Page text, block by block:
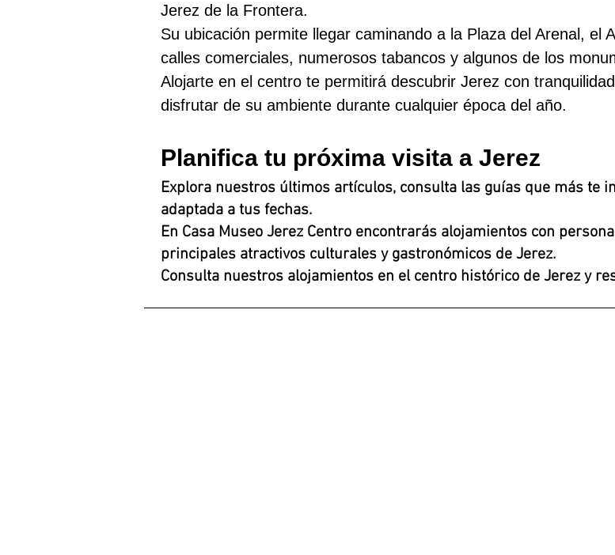
Jerez de la Frontera.
Su ubicación permite llegar caminando a la Plaza del Arenal, el
calles comerciales, numerosos tabancos y algunos de los
Alojarte en el centro te permitirá descubrir Jerez con
disfrutar de su ambiente durante cualquier época del año.
Planifica tu próxima visita a Jerez
Explora nuestros últimos artículos, consulta las guías que más te
adaptada a tus fechas.
En Casa Museo Jerez Centro encontrarás alojamientos con
principales atractivos culturales y gastronómicos de Jerez.
Consulta nuestros alojamientos en el centro histórico de Jerez y